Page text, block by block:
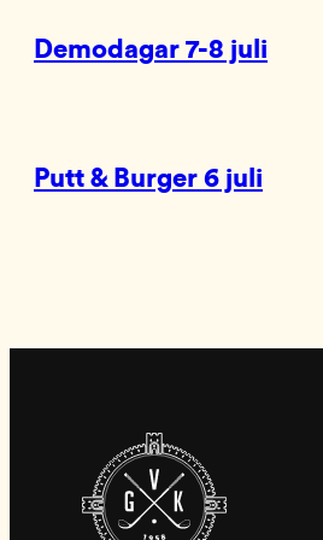
Demodagar 7-8 juli
Putt & Burger 6 juli